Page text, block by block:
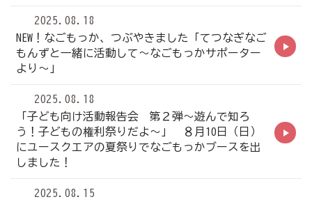
2025.08.18
NEW！なごもっか、つぶやきました「てつなぎなご
もんずと一緒に活動して～なごもっかサポーター
より～」
2025.08.18
「子ども向け活動報告会 第２弾～遊んで知ろ
う！子どもの権利祭りだよ～」 ８月10日（日）
にユースクエアの夏祭りでなごもっかブースを出
しました！
2025.08.15